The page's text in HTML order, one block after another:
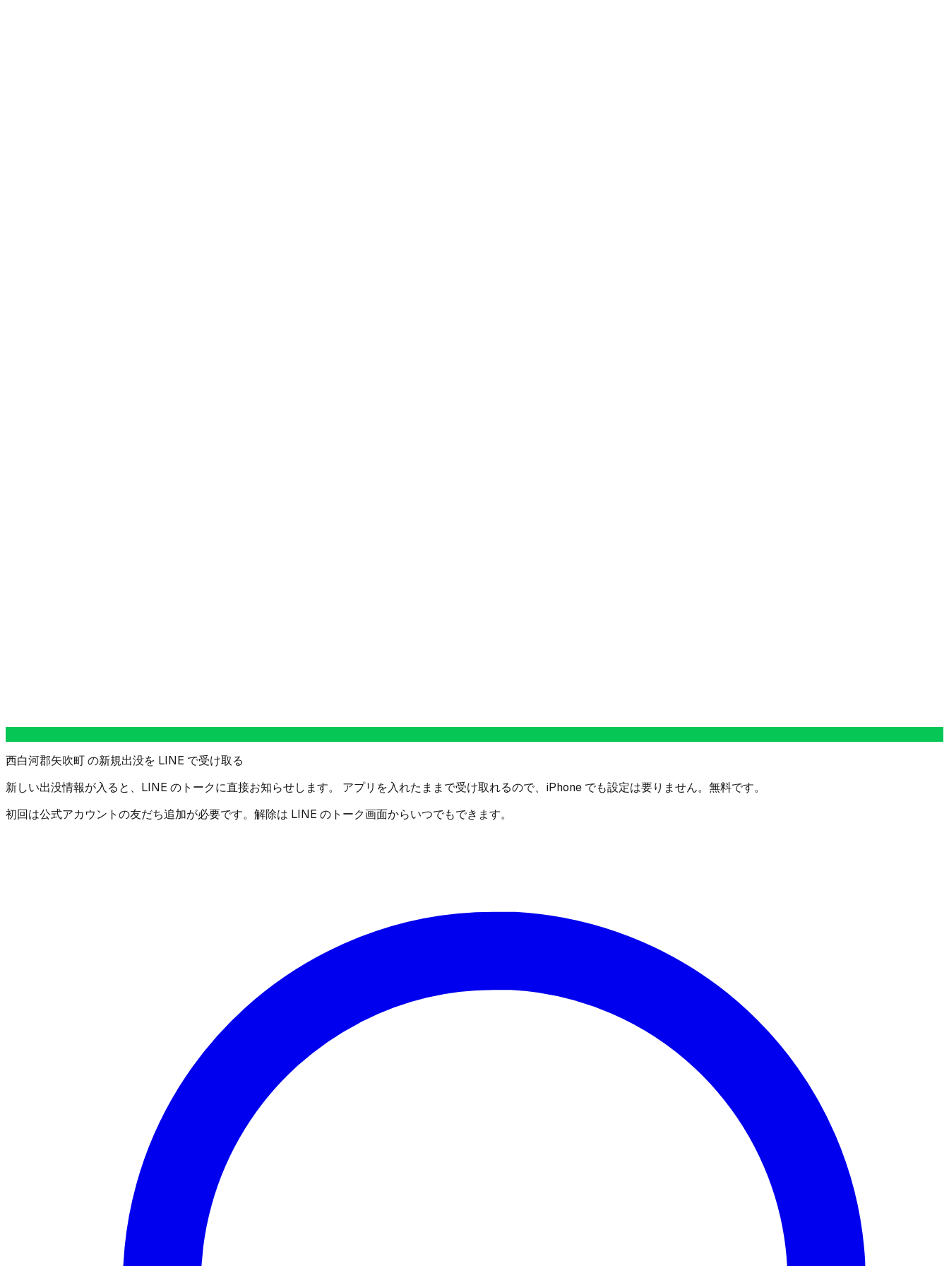
西白河郡矢吹町 の新規出没を LINE で受け取る
新しい出没情報が入ると、LINE のトークに直接お知らせします。 アプリを入れたままで受け取れるので、iPhone でも設定は要りません。無料です。
初回は公式アカウントの友だち追加が必要です。解除は LINE のトーク画面からいつでもできます。